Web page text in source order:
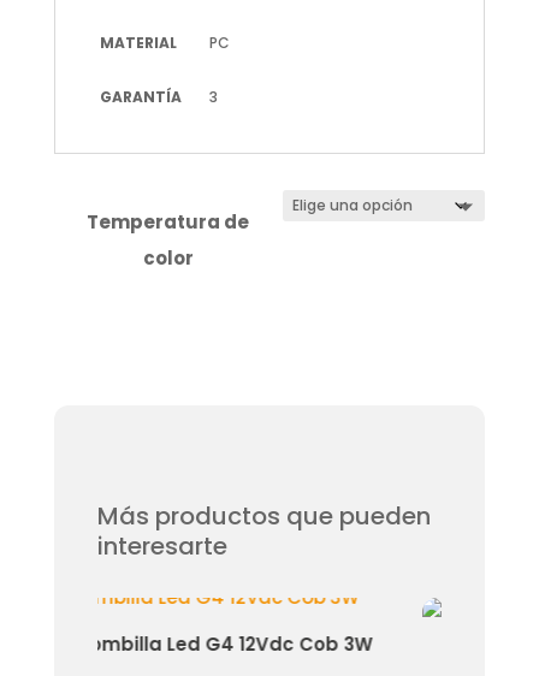
MATERIAL PC
GARANTÍA 3
Temperatura de
color
Más productos que pueden
interesarte
12Vdc Cob 3W Bombilla Led Filamento E27 G95